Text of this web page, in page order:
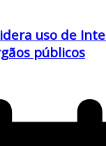
uso de
públicos